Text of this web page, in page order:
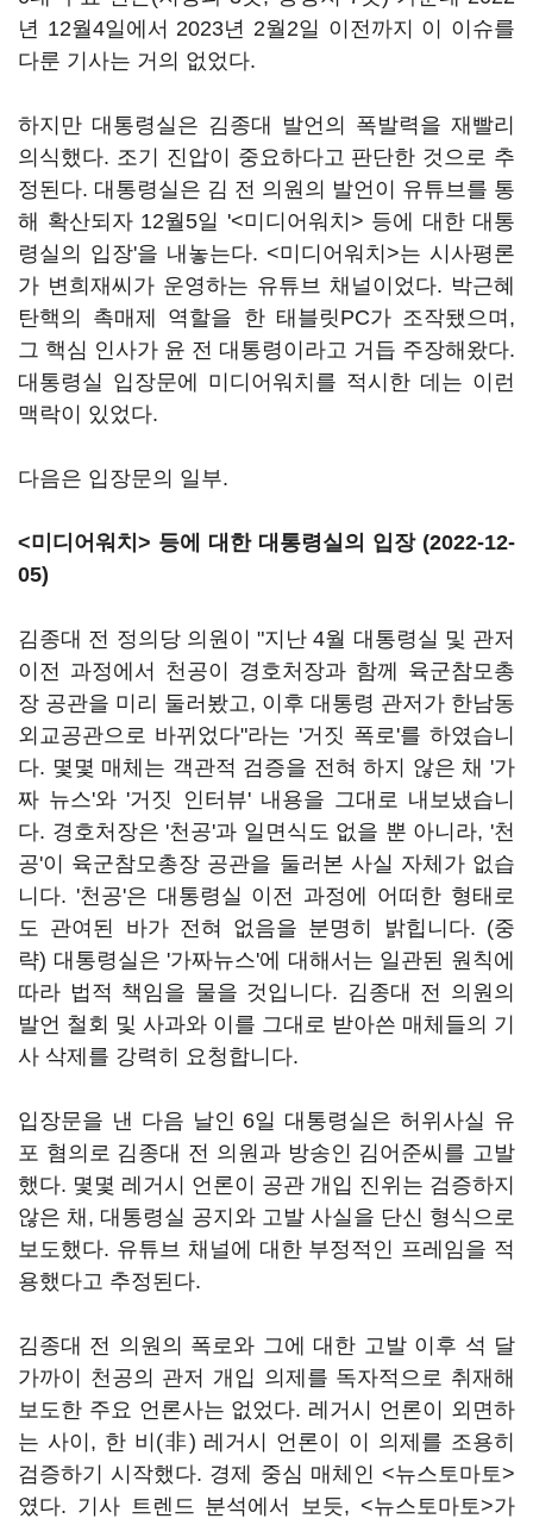
년 12월4일에서 2023년 2월2일 이전까지 이 이슈를
다룬 기사는 거의 없었다.
하지만 대통령실은 김종대 발언의 폭발력을 재빨리
의식했다. 조기 진압이 중요하다고 판단한 것으로 추
정된다. 대통령실은 김 전 의원의 발언이 유튜브를 통
해 확산되자 12월5일 '<미디어워치> 등에 대한 대통
령실의 입장'을 내놓는다. <미디어워치>는 시사평론
가 변희재씨가 운영하는 유튜브 채널이었다. 박근혜
탄핵의 촉매제 역할을 한 태블릿PC가 조작됐으며,
그 핵심 인사가 윤 전 대통령이라고 거듭 주장해왔다.
대통령실 입장문에 미디어워치를 적시한 데는 이런
맥락이 있었다.
다음은 입장문의 일부.
<미디어워치> 등에 대한 대통령실의 입장 (2022-12-
05)
김종대 전 정의당 의원이 "지난 4월 대통령실 및 관저
이전 과정에서 천공이 경호처장과 함께 육군참모총
장 공관을 미리 둘러봤고, 이후 대통령 관저가 한남동
외교공관으로 바뀌었다"라는 '거짓 폭로'를 하였습니
다. 몇몇 매체는 객관적 검증을 전혀 하지 않은 채 '가
짜 뉴스'와 '거짓 인터뷰' 내용을 그대로 내보냈습니
다. 경호처장은 '천공'과 일면식도 없을 뿐 아니라, '천
공'이 육군참모총장 공관을 둘러본 사실 자체가 없습
니다. '천공'은 대통령실 이전 과정에 어떠한 형태로
도 관여된 바가 전혀 없음을 분명히 밝힙니다. (중
략) 대통령실은 '가짜뉴스'에 대해서는 일관된 원칙에
따라 법적 책임을 물을 것입니다. 김종대 전 의원의
발언 철회 및 사과와 이를 그대로 받아쓴 매체들의 기
사 삭제를 강력히 요청합니다.
입장문을 낸 다음 날인 6일 대통령실은 허위사실 유
포 혐의로 김종대 전 의원과 방송인 김어준씨를 고발
했다. 몇몇 레거시 언론이 공관 개입 진위는 검증하지
않은 채, 대통령실 공지와 고발 사실을 단신 형식으로
보도했다. 유튜브 채널에 대한 부정적인 프레임을 적
용했다고 추정된다.
김종대 전 의원의 폭로와 그에 대한 고발 이후 석 달
가까이 천공의 관저 개입 의제를 독자적으로 취재해
보도한 주요 언론사는 없었다. 레거시 언론이 외면하
는 사이, 한 비(非) 레거시 언론이 이 의제를 조용히
검증하기 시작했다. 경제 중심 매체인 <뉴스토마토>
였다. 기사 트렌드 분석에서 보듯, <뉴스토마토>가